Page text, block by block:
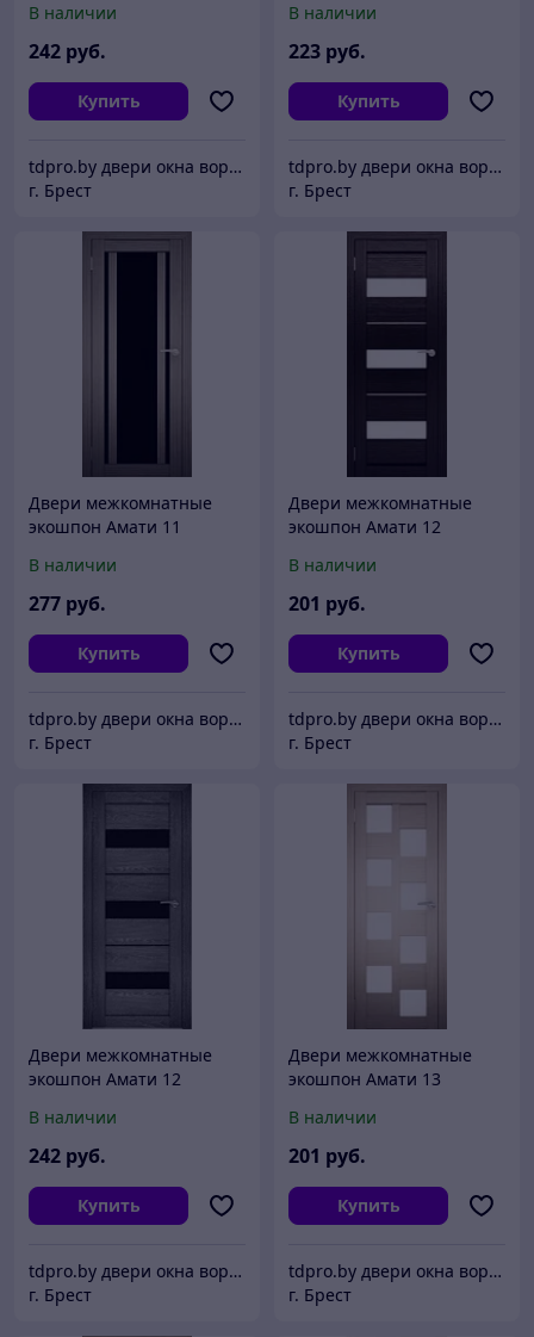
В наличии
242 руб.
Купить
tdpro.by двери окна ворота жалюзи
г. Брест
В наличии
223 руб.
Купить
tdpro.by двери окна ворота жалюзи
г. Брест
Двери межкомнатные
экошпон Амати 11
В наличии
277 руб.
Купить
tdpro.by двери окна ворота жалюзи
г. Брест
Двери межкомнатные
экошпон Амати 12
В наличии
201 руб.
Купить
tdpro.by двери окна ворота жалюзи
г. Брест
Двери межкомнатные
экошпон Амати 12
В наличии
242 руб.
Купить
tdpro.by двери окна ворота жалюзи
г. Брест
Двери межкомнатные
экошпон Амати 13
В наличии
201 руб.
Купить
tdpro.by двери окна ворота жалюзи
г. Брест